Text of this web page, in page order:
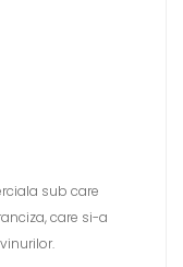
sub care
care si-a